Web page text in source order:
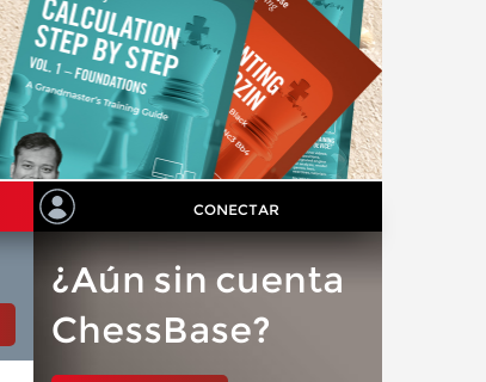
CONECTAR
¿Aún sin cuenta
ChessBase?